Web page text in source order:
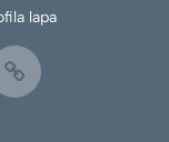
lapa